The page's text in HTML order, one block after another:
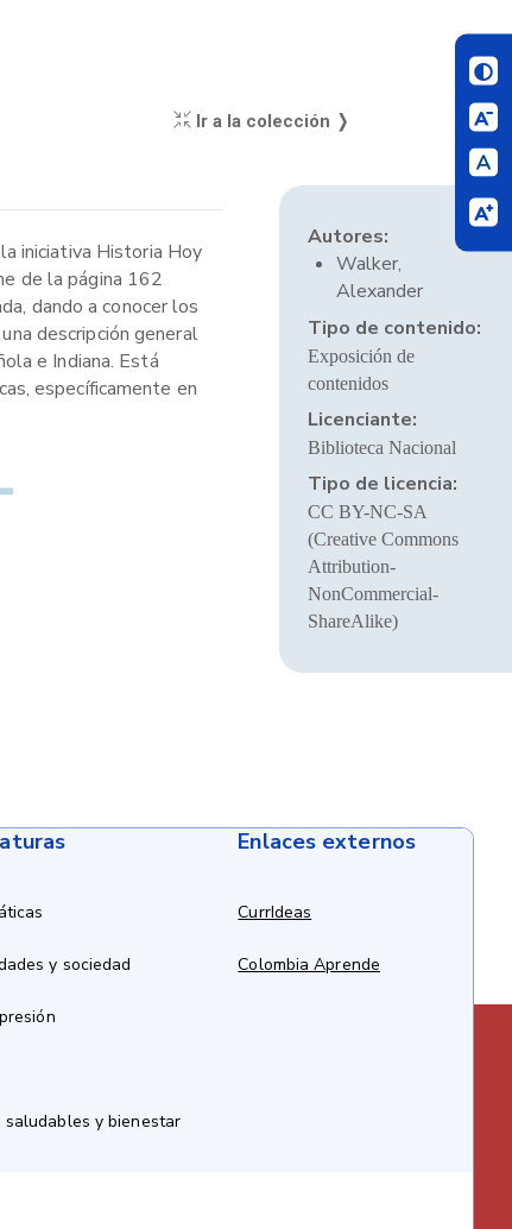
Ir a la colección ❭
iniciativa Historia Hoy
de la página 162
dando a conocer los
descripción general
e Indiana. Está
específicamente en
Autores:
Walker,
Alexander
Tipo de contenido:
Exposición de
contenidos
Licenciante:
Biblioteca Nacional
Tipo de licencia:
CC BY-NC-SA
(Creative Commons
Attribution-
NonCommercial-
ShareAlike)
y sociedad
saludables y bienestar
Enlaces externos
CurrIdeas
Colombia Aprende